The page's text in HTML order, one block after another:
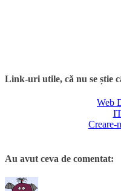
Link-uri utile, că nu se știe
Web
Creare-
Au avut ceva de comentat: